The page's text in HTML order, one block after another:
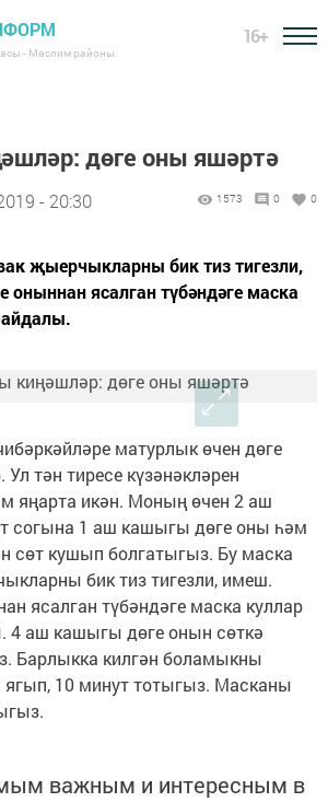
- Мөслим районы
16+
дөге оны яшәртә
- 20:30 1573 0 0
җыерчыкларны бик тиз тигезли,
ясалган түбәндәге маска
матурлык өчен дөге
тән тиресе күзәнәкләрен
яңарта икән. Моның өчен 2 аш
согына 1 аш кашыгы дөге оны һәм
сөт кушып болгатыгыз. Бу маска
бик тиз тигезли, имеш.
ясалган түбәндәге маска куллар
4 аш кашыгы дөге онын сөткә
Барлыкка килгән боламыкны
ягып, 10 минут тотыгыз. Масканы
важным и интересным в